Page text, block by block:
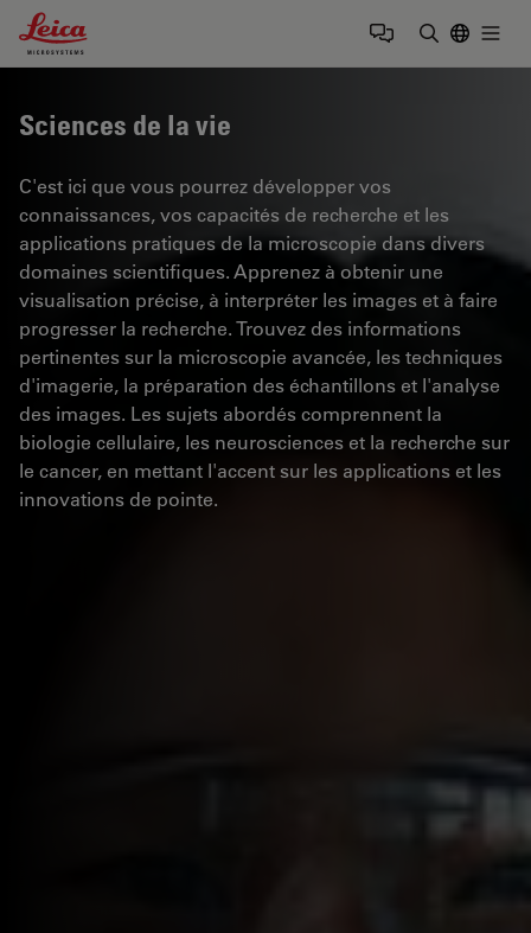
Leica Microsystems Logo
Sciences de la vie
C'est ici que vous pourrez développer vos
connaissances, vos capacités de recherche et les
applications pratiques de la microscopie dans divers
domaines scientifiques. Apprenez à obtenir une
visualisation précise, à interpréter les images et à faire
progresser la recherche. Trouvez des informations
pertinentes sur la microscopie avancée, les techniques
d'imagerie, la préparation des échantillons et l'analyse
des images. Les sujets abordés comprennent la
biologie cellulaire, les neurosciences et la recherche sur
le cancer, en mettant l'accent sur les applications et les
innovations de pointe.